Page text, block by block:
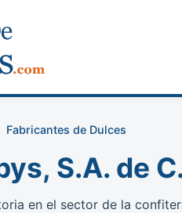
Fabricantes de Dulces
S.A. de
en el sector de la